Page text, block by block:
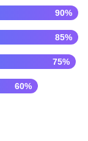
90%
85%
75%
60%